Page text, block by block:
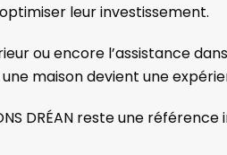
leur investissement.
ou encore l’assistance dans
maison devient une
DRÉAN reste une